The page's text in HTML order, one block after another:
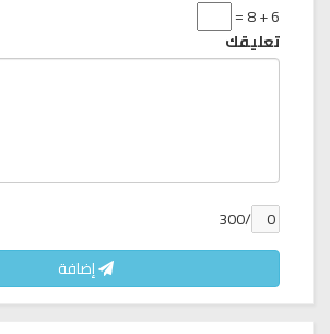
6 + 8 =
تعليقك
/300
إضافة